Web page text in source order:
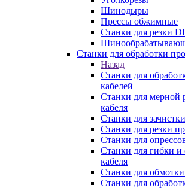
Шинодыры
Прессы обжимные
Станки для резки
Станки для обработки
Назад
Станки для
кабелей
Станки для мерной
кабеля
Станки для
Станки для резки
Станки для
Станки для гибки и
кабеля
Станки для
Станки для